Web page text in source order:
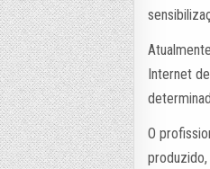
Internet
O